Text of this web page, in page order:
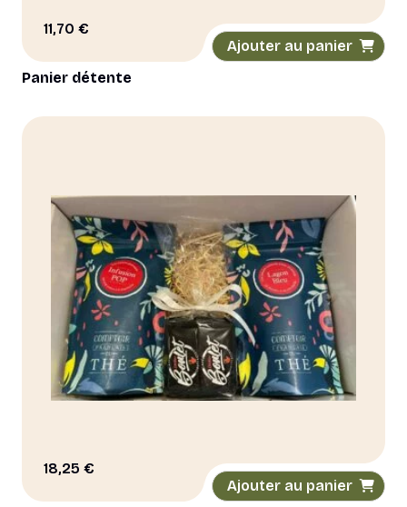
11,70 €
Ajouter au panier
Panier détente
18,25 €
Ajouter au panier